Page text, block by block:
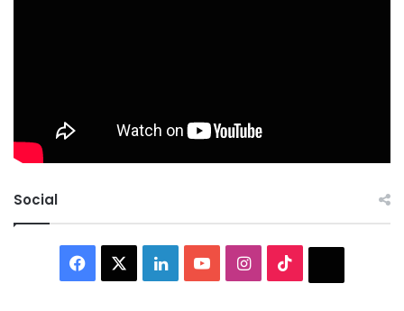
Social
Facebook LinkedInYouTubeInstagram